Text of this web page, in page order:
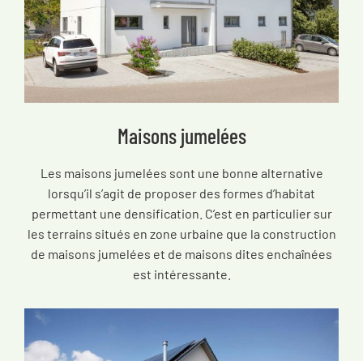
Maisons jumelées
Les maisons jumelées sont une bonne alternative
lorsqu’il s’agit de proposer des formes d’habitat
permettant une densification. C’est en particulier sur
les terrains situés en zone urbaine que la construction
de maisons jumelées et de maisons dites enchaînées
est intéressante.